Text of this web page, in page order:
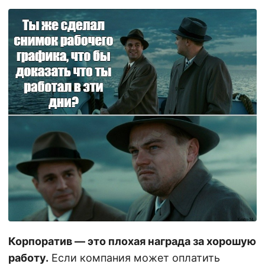
Корпоратив — это плохая награда за хорошую
работу. Если компания может оплатить